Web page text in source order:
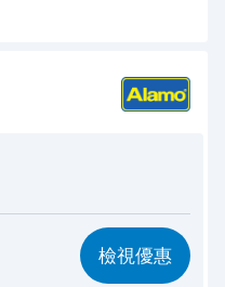
9.0
8.6
8.3
檢視優惠